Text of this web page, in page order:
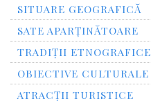
SITUARE GEOGRAFICĂ
SATE APARȚINĂTOARE
TRADIȚII ETNOGRAFICE
OBIECTIVE CULTURALE
ATRACȚII TURISTICE